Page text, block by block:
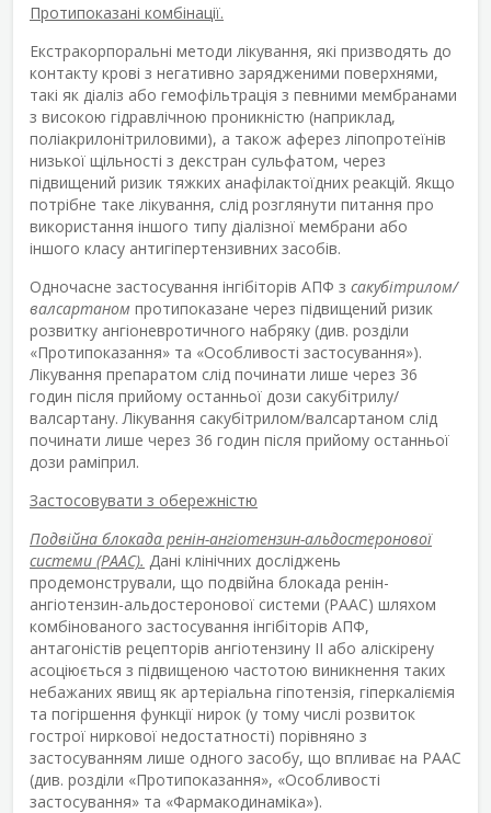
Протипоказані комбінації.
Екстракорпоральні методи лікування, які призводять до
контакту крові з негативно зарядженими поверхнями,
такі як діаліз або гемофільтрація з певними мембранами
з високою гідравлічною проникністю (наприклад,
поліакрилонітриловими), а також аферез ліпопротеїнів
низької щільності з декстран сульфатом, через
підвищений ризик тяжких анафілактоїдних реакцій. Якщо
потрібне таке лікування, слід розглянути питання про
використання іншого типу діалізної мембрани або
іншого класу антигіпертензивних засобів.
Одночасне застосування інгібіторів АПФ з сакубітрилом/
валсартаном протипоказане через підвищений ризик
розвитку ангіоневротичного набряку (див. розділи
«Протипоказання» та «Особливості застосування»).
Лікування препаратом слід починати лише через 36
годин після прийому останньої дози сакубітрилу/
валсартану. Лікування сакубітрилом/валсартаном слід
починати лише через 36 годин після прийому останньої
дози раміприл.
Застосовувати з обережністю
Подвійна блокада ренін-ангіотензин-альдостеронової
системи (РААС). Дані клінічних досліджень
продемонстрували, що подвійна блокада ренін-
ангіотензин-альдостеронової системи (РААС) шляхом
комбінованого застосування інгібіторів АПФ,
антагоністів рецепторів ангіотензину II або аліскірену
асоціюється з підвищеною частотою виникнення таких
небажаних явищ як артеріальна гіпотензія, гіперкаліємія
та погіршення функції нирок (у тому числі розвиток
гострої ниркової недостатності) порівняно з
застосуванням лише одного засобу, що впливає на РААС
(див. розділи «Протипоказання», «Особливості
застосування» та «Фармакодинаміка»).